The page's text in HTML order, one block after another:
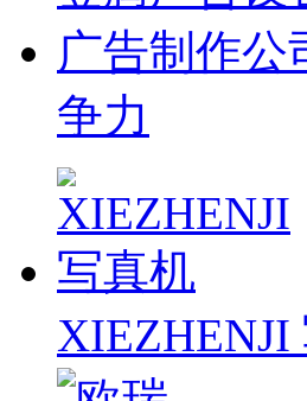
广告制作公
争力
XIEZHENJI